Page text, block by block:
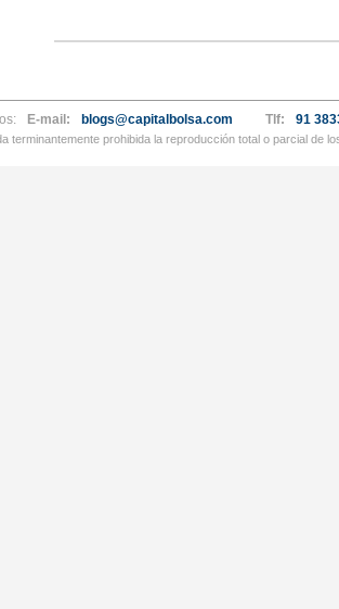
E-mail: blogs@capitalbolsa.com Tlf: 91
terminantemente prohibida la reproducción total o parcial de